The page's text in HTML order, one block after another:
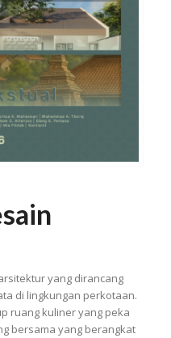
yang dirancang
di lingkungan perkotaan.
ruang kuliner yang peka
bersama yang berangkat